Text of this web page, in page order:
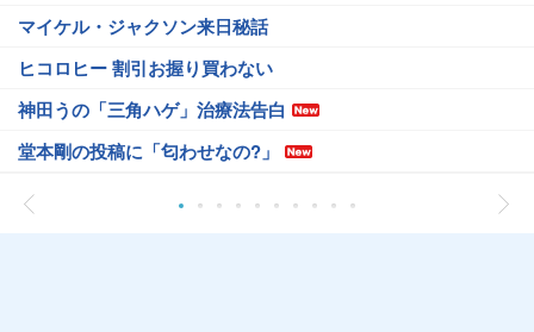
マイケル・ジャクソン来日秘話
ヒコロヒー 割引お握り買わない
神田うの「三角ハゲ」治療法告白
堂本剛の投稿に「匂わせなの?」